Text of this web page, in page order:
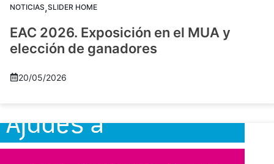
NOTICIAS,SLIDER HOME
EAC 2026. Exposición en el MUA y
elección de ganadores
20/05/2026